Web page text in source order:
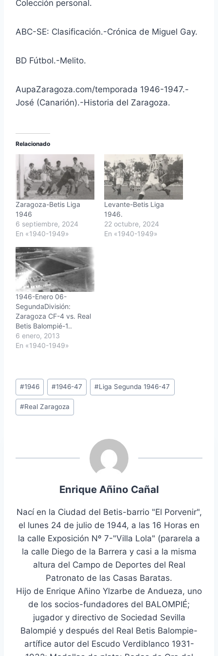
Colección personal.
ABC-SE: Clasificación.-Crónica de Miguel Gay.
BD Fútbol.-Melito.
AupaZaragoza.com/temporada 1946-1947.-
José (Canarión).-Historia del Zaragoza.
Relacionado
Zaragoza-Betis Liga
1946
6 septiembre, 2024
En «1940-1949»
Levante-Betis Liga
1946.
22 octubre, 2024
En «1940-1949»
1946-Enero 06-
SegundaDivisión:
Zaragoza CF-4 vs. Real
Betis Balompié-1..
6 enero, 2013
En «1940-1949»
Etiquetas
de
la
#1946 #1946-47 #Liga Segunda 1946-47
#Real Zaragoza
Enrique Añino Cañal
Nací en la Ciudad del Betis-barrio "El Porvenir",
el lunes 24 de julio de 1944, a las 16 Horas en
la calle Exposición Nº 7-"Villa Lola" (pararela a
la calle Diego de la Barrera y casi a la misma
altura del Campo de Deportes del Real
Patronato de las Casas Baratas.
Hijo de Enrique Añino Ylzarbe de Andueza, uno
de los socios-fundadores del BALOMPIÉ;
jugador y directivo de Sociedad Sevilla
Balompié y después del Real Betis Balompie-
artífice autor del Escudo Verdiblanco 1931-